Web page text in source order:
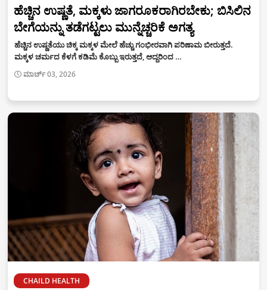
ಹೆಚ್ಚಿನ ಉಷ್ಣತೆ, ಮಕ್ಕಳು ಜಾಗರೂಕರಾಗಿರಬೇಕು; ಬಿಸಿಲಿನ
ಬೇಗೆಯನ್ನು ತಡೆಗಟ್ಟಲು ಮುನ್ನೆಚ್ಚರಿಕೆ ಅಗತ್ಯ
ಹೆಚ್ಚಿನ ಉಷ್ಣತೆಯು ಚಿಕ್ಕ ಮಕ್ಕಳ ಮೇಲೆ ಹೆಚ್ಚು ಗಂಭೀರವಾಗಿ ಪರಿಣಾಮ ಬೀರುತ್ತದೆ.
ಮಕ್ಕಳ ಚರ್ಮದ ಕೆಳಗೆ ಕಡಿಮೆ ಕೊಬ್ಬು ಇರುತ್ತದೆ, ಆದ್ದರಿಂದ …
ಮಾರ್ಚ್ 03, 2026
CHAILD HEALTH